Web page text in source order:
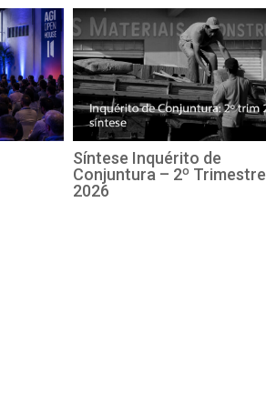
Síntese Inquérito de
Conjuntura – 2º Trimestre
2026